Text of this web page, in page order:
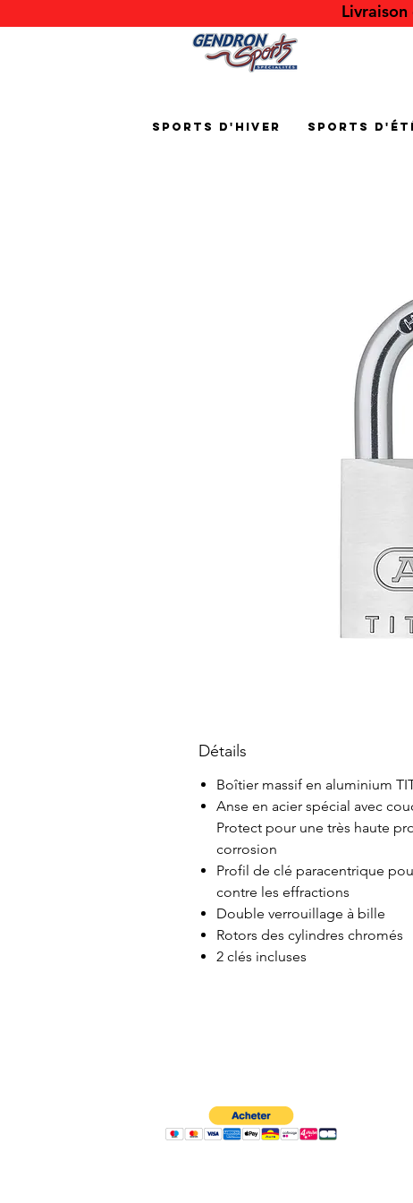
Sports d'hiver Sports
Détails
Boîtier massif en aluminium
Anse en acier spécial avec
Protect pour une très haute
corrosion
Profil de clé paracentrique
contre les effractions
Double verrouillage à bille
Rotors des cylindres chromés
2 clés incluses